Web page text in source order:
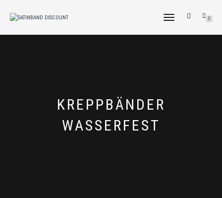
NAVIGATION
0
TAG:
KREPPBÄNDER
WASSERFEST